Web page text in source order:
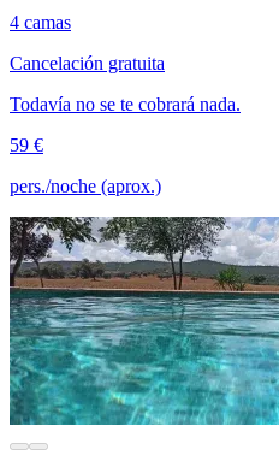
4 camas
Cancelación gratuita
Todavía no se te cobrará nada.
59 €
pers./noche (aprox.)